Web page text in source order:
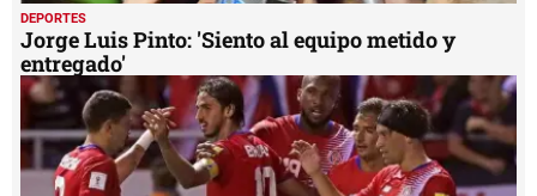
DEPORTES
Jorge Luis Pinto: 'Siento al equipo metido y
entregado'